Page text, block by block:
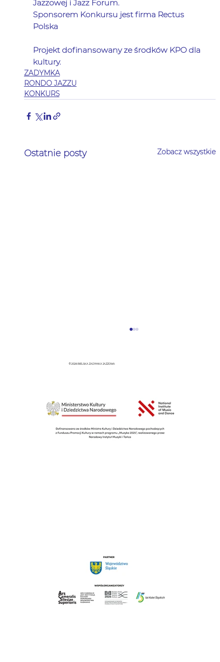
Jazzowej i Jazz Forum.
Sponsorem Konkursu jest firma Rectus
Polska
Projekt dofinansowany ze środków KPO dla
kultury.
ZADYMKA
RONDO JAZZU
KONKURS
Ostatnie posty Zobacz wszystkie
© 2026 BIELSKA ZADYMKA JAZZOWA